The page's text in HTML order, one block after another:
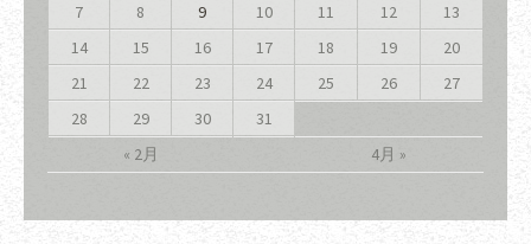
« 2月 4月 »
7
8 9 10 11 12
13
14
15 16 17 18 19
20
21
22 23 24 25 26
27
28
29 30 31